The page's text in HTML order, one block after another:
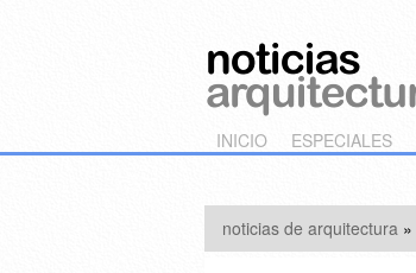
Main menu
Skip to primary content
Skip to secondary content
INICIO ESPECIALES
noticias de arquitectura »